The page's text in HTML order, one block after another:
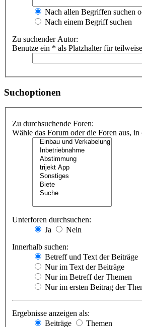
Nach allen Begriffen suchen
Nach einem Begriff suchen
Zu suchender Autor:
Benutze ein * als Platzhalter für
Suchoptionen
Zu durchsuchende Foren:
Wähle das Forum oder die Foren aus,
Unterforen durchsuchen:
Ja
Nein
Innerhalb suchen:
Betreff und Text der Beiträge
Nur im Text der Beiträge
Nur im Betreff der Themen
Nur im ersten Beitrag der
Ergebnisse anzeigen als:
Beiträge
Themen